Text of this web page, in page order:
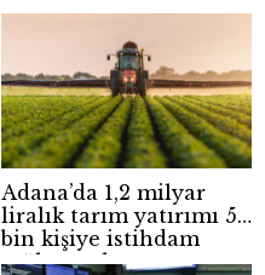
Adana’da 1,2 milyar
liralık tarım yatırımı 5
bin kişiye istihdam
sağlayacak